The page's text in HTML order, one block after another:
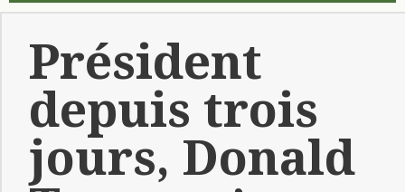
Président
depuis trois
jours, Donald